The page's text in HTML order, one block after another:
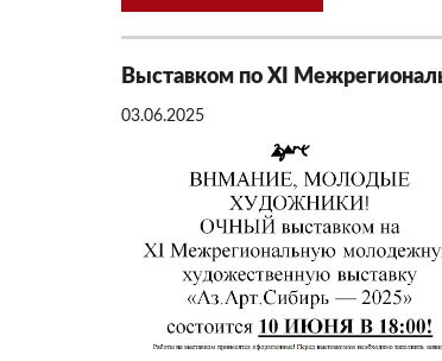
Выставком по XI
03.06.2025